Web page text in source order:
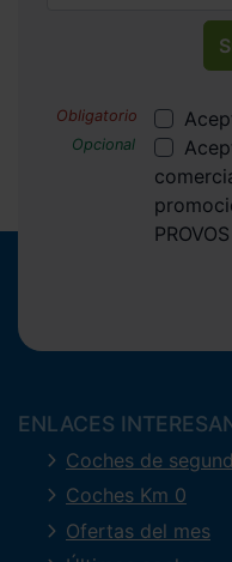
ENLACES
Coches de
Coches Km 0
Ofertas del mes